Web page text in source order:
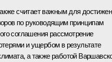
считает важным для
по руководящим принципам
соглашения рассмотрение
и ущербом в результате
а также работой